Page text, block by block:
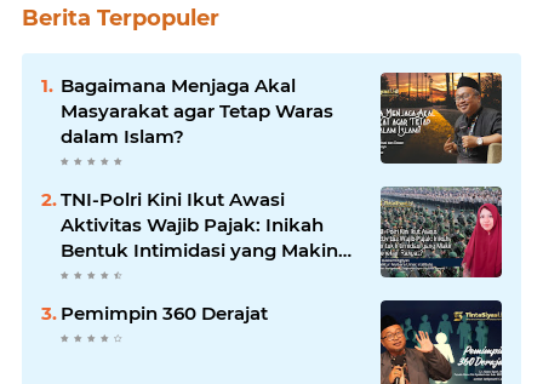
Berita Terpopuler
Bagaimana Menjaga Akal
Masyarakat agar Tetap Waras
dalam Islam?
TNI-Polri Kini Ikut Awasi
Aktivitas Wajib Pajak: Inikah
Bentuk Intimidasi yang Makin
Menekan Rakyat?
Pemimpin 360 Derajat